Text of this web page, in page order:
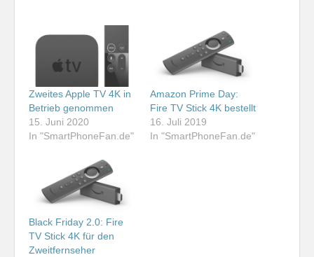
Zweites Apple TV 4K in
Betrieb genommen
15. Juni 2020
In "SmartPhoneFan.de"
Amazon Prime Day:
Fire TV Stick 4K bestellt
16. Juli 2019
In "SmartPhoneFan.de"
Black Friday 2.0: Fire
TV Stick 4K für den
Zweitfernseher